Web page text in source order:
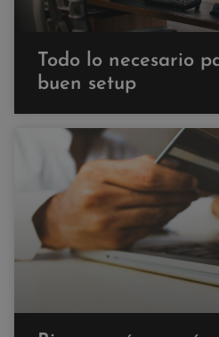
Todo lo necesario
buen setup